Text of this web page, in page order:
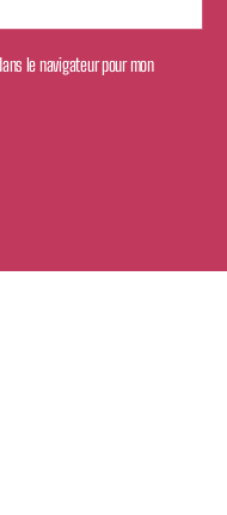
le navigateur pour mon